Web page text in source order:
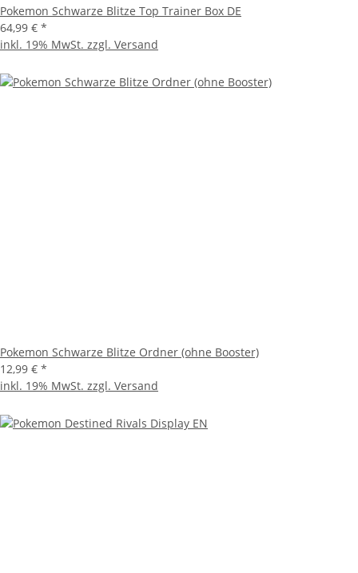
Pokemon Schwarze Blitze Top Trainer Box DE
64,99 € *
inkl. 19% MwSt. zzgl. Versand
Pokemon Schwarze Blitze Ordner (ohne Booster)
12,99 € *
inkl. 19% MwSt. zzgl. Versand